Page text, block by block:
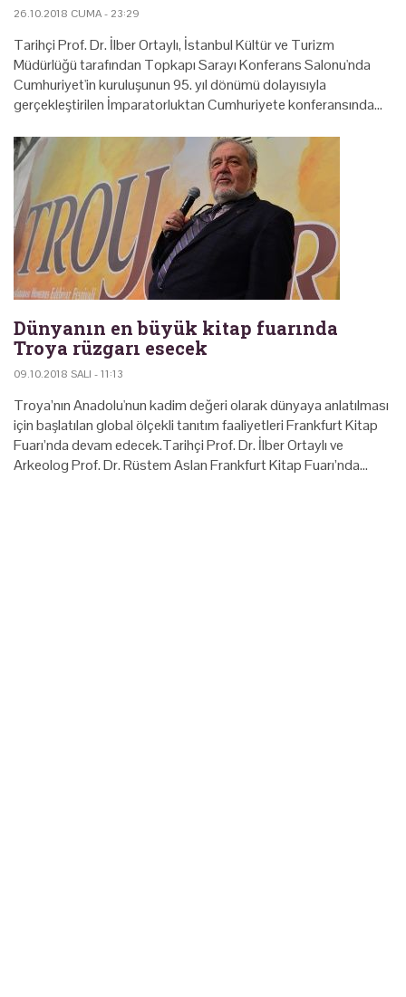
26.10.2018 CUMA - 23:29
Tarihçi Prof. Dr. İlber Ortaylı, İstanbul Kültür ve Turizm
Müdürlüğü tarafından Topkapı Sarayı Konferans Salonu'nda
Cumhuriyet'in kuruluşunun 95. yıl dönümü dolayısıyla
gerçekleştirilen İmparatorluktan Cumhuriyete konferansında…
Dünyanın en büyük kitap fuarında
Troya rüzgarı esecek
09.10.2018 SALI - 11:13
Troya’nın Anadolu'nun kadim değeri olarak dünyaya anlatılması
için başlatılan global ölçekli tanıtım faaliyetleri Frankfurt Kitap
Fuarı’nda devam edecek.Tarihçi Prof. Dr. İlber Ortaylı ve
Arkeolog Prof. Dr. Rüstem Aslan Frankfurt Kitap Fuarı’nda…